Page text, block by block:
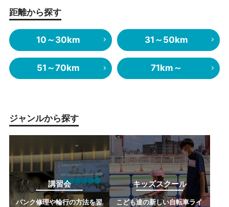
距離から探す
10～30km 31～50km
51～70km 71km～
ジャンルから探す
講習会
パンク修理や輪行の方法を習
キッズスクール
こども達の新しい自転車ライ